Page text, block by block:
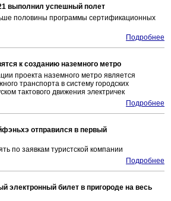
выполнил успешный полет
половины программы сертификационных
Подробнее
к созданию наземного метро
проекта наземного метро является
транспорта в систему городских
тактового движения электричек
Подробнее
отправился в первый
по заявкам туристской компании
Подробнее
электронный билет в пригороде на весь